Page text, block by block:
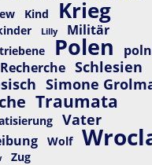
Kind Krieg
Lilly Militär
Polen
Recherche Schlesien
Simone
Traumata
Vater
Wolf
Zug